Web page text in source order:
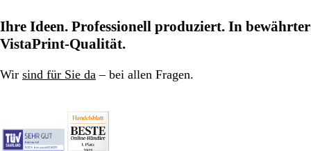
Ihre Ideen. Professionell produziert. In bewährter
VistaPrint-Qualität.
Wir sind für Sie da – bei allen Fragen.